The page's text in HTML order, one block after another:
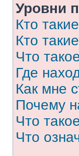
Уровни
Кто
Кто
Что
Где
Как мне
Почему
Что
Что